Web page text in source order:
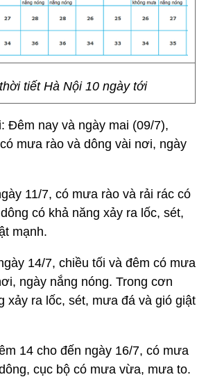
tiết Hà Nội 10 ngày tới
Đêm nay và ngày mai (09/7),
mưa rào và dông vài nơi, ngày
11/7, có mưa rào và rải rác có
có khả năng xảy ra lốc, sét,
mạnh.
14/7, chiều tối và đêm có mưa
ngày nắng nóng. Trong cơn
xảy ra lốc, sét, mưa đá và gió giật
14 cho đến ngày 16/7, có mưa
cục bộ có mưa vừa, mưa to.